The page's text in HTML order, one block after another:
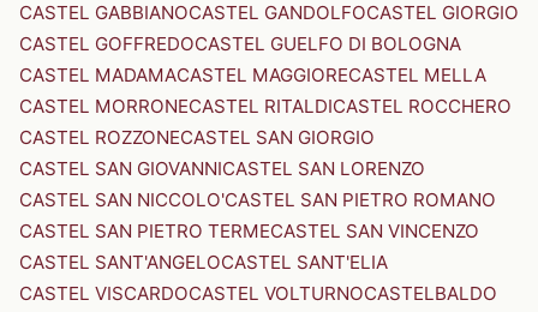
CASTEL GABBIANOCASTEL GANDOLFOCASTEL GIORGIO
CASTEL GOFFREDOCASTEL GUELFO DI BOLOGNA
CASTEL MADAMACASTEL MAGGIORECASTEL MELLA
CASTEL MORRONECASTEL RITALDICASTEL ROCCHERO
CASTEL ROZZONECASTEL SAN GIORGIO
CASTEL SAN GIOVANNICASTEL SAN LORENZO
CASTEL SAN NICCOLO'CASTEL SAN PIETRO ROMANO
CASTEL SAN PIETRO TERMECASTEL SAN VINCENZO
CASTEL SANT'ANGELOCASTEL SANT'ELIA
CASTEL VISCARDOCASTEL VOLTURNOCASTELBALDO